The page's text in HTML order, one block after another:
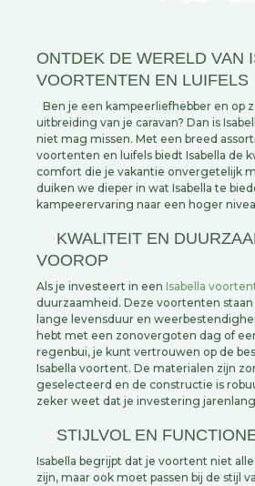
ONTDEK DE WERELD VAN
VOORTENTEN EN LUIFELS
Ben je een kampeerliefhebber en op
uitbreiding van je caravan? Dan is
niet mag missen. Met een breed
voortenten en luifels biedt Isabella de
comfort die je vakantie onvergetelijk
duiken we dieper in wat Isabella te
kampeerervaring naar een hoger
KWALITEIT EN
VOOROP
Als je investeert in een Isabella
duurzaamheid. Deze voortenten
lange levensduur en
hebt met een zonovergoten dag of
regenbui, je kunt vertrouwen op de
Isabella voortent. De materialen zijn
geselecteerd en de constructie is
zeker weet dat je investering
STIJLVOL EN
Isabella begrijpt dat je voortent niet
zijn, maar ook moet passen bij de stijl